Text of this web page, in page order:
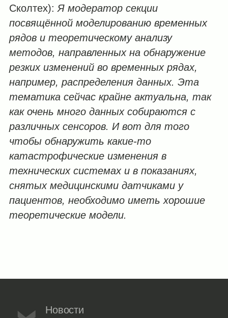
Сколтех):Я модератор секции
посвящённой моделированию временных
рядов и теоретическому анализу
методов, направленных на обнаружение
резких изменений во временных рядах,
например, распределения данных. Эта
тематика сейчас крайне актуальна, так
как очень много данных собираются с
различных сенсоров. И вот для того
чтобы обнаружить какие-то
катастрофические изменения в
технических системах и в показаниях,
снятых медицинскими датчиками у
пациентов, необходимо иметь хорошие
теоретические модели.
Новости